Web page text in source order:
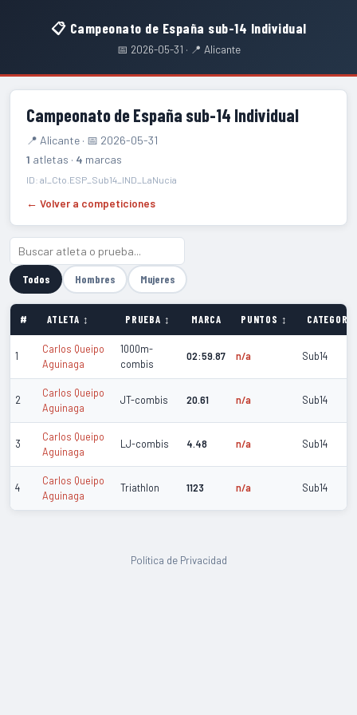
📋 Campeonato de España sub-14 Individual
📅 2026-05-31 · 📍 Alicante
Campeonato de España sub-14 Individual
📍 Alicante · 📅 2026-05-31
1 atletas · 4 marcas
ID: al_Cto.ESP_Sub14_IND_LaNucia
← Volver a competiciones
Todos Hombres Mujeres
# ATLETA ↕ PRUEBA ↕ MARCA PUNTOS ↕
1
Carlos Queipo
Aguinaga
1000m-
combis
02:59.87 n/a Sub14
2
Carlos Queipo
Aguinaga
JT-combis 20.61 n/a Sub14
3
Carlos Queipo
Aguinaga
LJ-combis 4.48 n/a Sub14
4
Carlos Queipo
Aguinaga
Triathlon 1123 n/a Sub14
Política de Privacidad